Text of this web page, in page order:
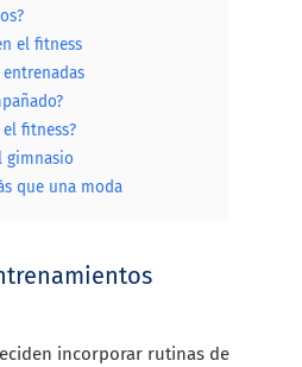
el fitness
fitness?
gimnasio
que una moda
incorporar rutinas de